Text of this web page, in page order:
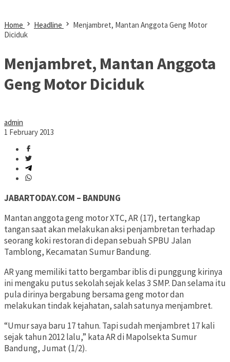
Home Headline
Menjambret, Mantan Anggota Geng Motor
Diciduk
Menjambret, Mantan Anggota
Geng Motor Diciduk
admin
1 February 2013
JABARTODAY.COM – BANDUNG
Mantan anggota geng motor XTC, AR (17), tertangkap
tangan saat akan melakukan aksi penjambretan terhadap
seorang koki restoran di depan sebuah SPBU Jalan
Tamblong, Kecamatan Sumur Bandung.
AR yang memiliki tatto bergambar iblis di punggung kirinya
ini mengaku putus sekolah sejak kelas 3 SMP. Dan selama itu
pula dirinya bergabung bersama geng motor dan
melakukan tindak kejahatan, salah satunya menjambret.
“Umur saya baru 17 tahun. Tapi sudah menjambret 17 kali
sejak tahun 2012 lalu,” kata AR di Mapolsekta Sumur
Bandung, Jumat (1/2).